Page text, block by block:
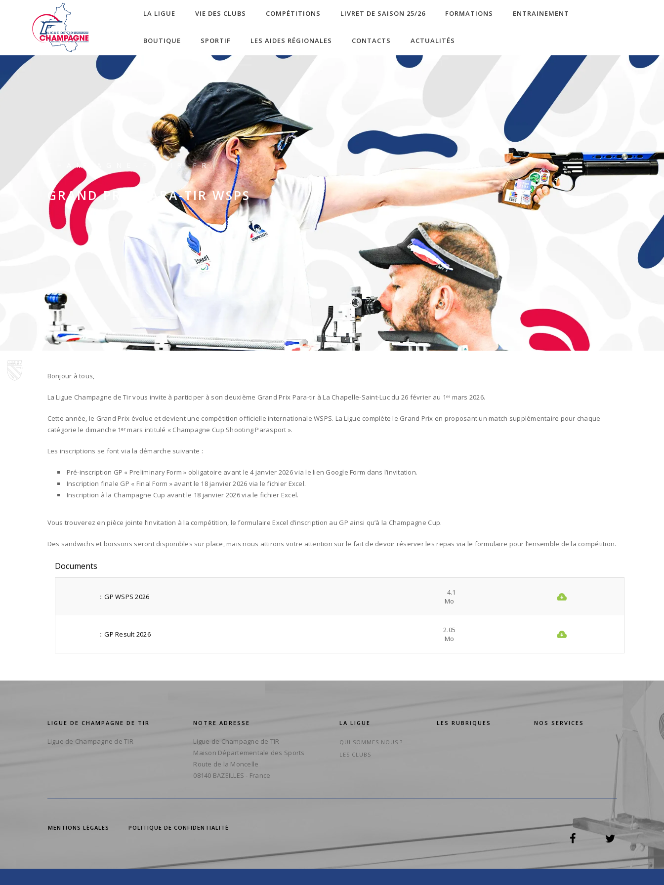
LA LIGUE VIE DES CLUBS COMPÉTITIONS LIVRET DE SAISON 25/26 FORMATIONS ENTRAINEMENT
BOUTIQUE SPORTIF LES AIDES RÉGIONALES CONTACTS ACTUALITÉS
CHAMPAGNE-FFTIR.FR
GRAND PRIX PARA-TIR WSPS
Bonjour à tous,
La Ligue Champagne de Tir vous invite à participer à son deuxième Grand Prix Para-tir à La Chapelle-Saint-Luc du 26 février au 1ᵉʳ mars 2026.
Cette année, le Grand Prix évolue et devient une compétition officielle internationale WSPS. La Ligue complète le Grand Prix en proposant un match supplémentaire pour chaque
catégorie le dimanche 1ᵉʳ mars intitulé « Champagne Cup Shooting Parasport ».
Les inscriptions se font via la démarche suivante :
Pré-inscription GP « Preliminary Form » obligatoire avant le 4 janvier 2026 via le lien Google Form dans l’invitation.
Inscription finale GP « Final Form » avant le 18 janvier 2026 via le fichier Excel.
Inscription à la Champagne Cup avant le 18 janvier 2026 via le fichier Excel.
Vous trouverez en pièce jointe l’invitation à la compétition, le formulaire Excel d’inscription au GP ainsi qu’à la Champagne Cup.
Des sandwichs et boissons seront disponibles sur place, mais nous attirons votre attention sur le fait de devoir réserver les repas via le formulaire pour l’ensemble de la compétition.
Documents
::GP WSPS 2026
4.1
Mo
::GP Result 2026
2.05
Mo
LIGUE DE CHAMPAGNE DE TIR
Ligue de Champagne de TIR
NOTRE ADRESSE
Ligue de Champagne de TIR
Maison Départementale des Sports
Route de la Moncelle
08140 BAZEILLES - France
LA LIGUE
QUI SOMMES NOUS ?
LES CLUBS
LES RUBRIQUES NOS SERVICES
MENTIONS LÉGALES POLITIQUE DE CONFIDENTIALITÉ